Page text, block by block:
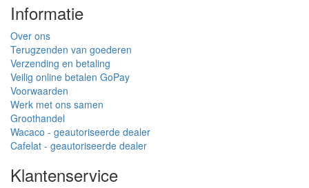
Informatie
Over ons
Terugzenden van goederen
Verzending en betaling
Veilig online betalen GoPay
Voorwaarden
Werk met ons samen
Groothandel
Wacaco - geautoriseerde dealer
Cafelat - geautoriseerde dealer
Klantenservice